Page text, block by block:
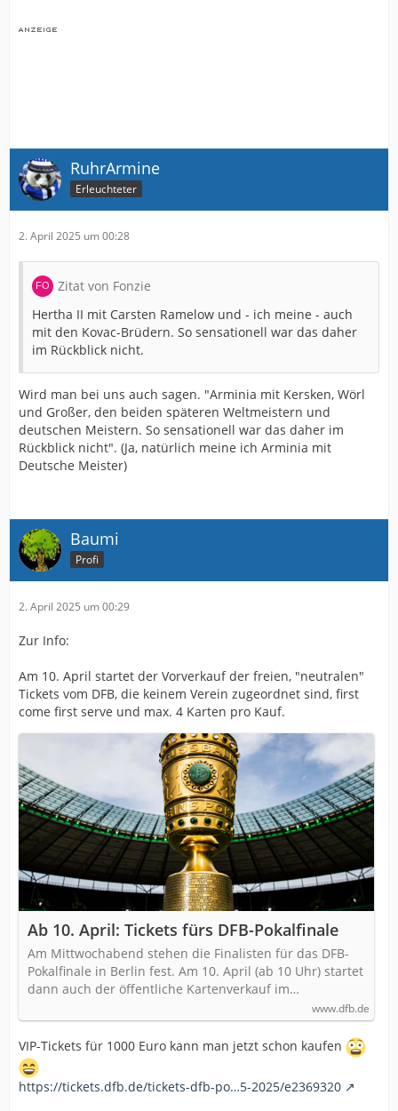
RuhrArmine
Erleuchteter
2. April 2025 um 00:28
Zitat von Fonzie
Hertha II mit Carsten Ramelow und - ich meine - auch
mit den Kovac-Brüdern. So sensationell war das daher
im Rückblick nicht.
Wird man bei uns auch sagen. "Arminia mit Kersken, Wörl
und Großer, den beiden späteren Weltmeistern und
deutschen Meistern. So sensationell war das daher im
Rückblick nicht". (Ja, natürlich meine ich Arminia mit
Deutsche Meister)
Baumi
Profi
2. April 2025 um 00:29
Zur Info:
Am 10. April startet der Vorverkauf der freien, "neutralen"
Tickets vom DFB, die keinem Verein zugeordnet sind, first
come first serve und max. 4 Karten pro Kauf.
Ab 10. April: Tickets fürs DFB-Pokalfinale
Am Mittwochabend stehen die Finalisten für das DFB-
Pokalfinale in Berlin fest. Am 10. April (ab 10 Uhr) startet
dann auch der öffentliche Kartenverkauf im…
www.dfb.de
VIP-Tickets für 1000 Euro kann man jetzt schon kaufen
https://tickets.dfb.de/tickets-dfb-po…5-2025/e2369320